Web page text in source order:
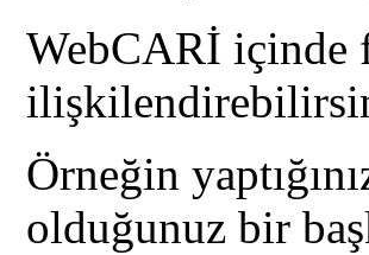
WebCARİ içinde
Örneğin
olduğunuz bir